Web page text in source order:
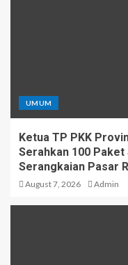
UMUM
Ketua TP PKK
Serahkan 100 Paket
Serangkaian Pasar
August 7, 2026 Admin